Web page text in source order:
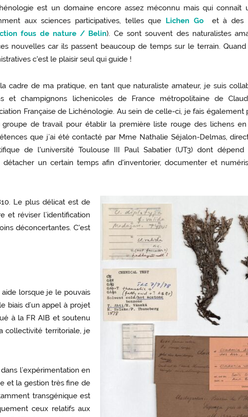
est un domaine encore assez méconnu mais qui connaît
aux sciences participatives, telles que Lichen Goet à des
fous de nature / Belin). Ce sont souvent des naturalistes
nouvelles car ils passent beaucoup de temps sur le terrain.
c'est le plaisir seul qui guide !
cadre de ma pratique, en tant que naturaliste amateur, je suis
et champignons lichenicoles de France métropolitaine de
Française de Lichénologie. Au sein de celle-ci, je fais
de travail pour établir la première liste rouge des lichens en
que j’ai été contacté par Mme Nathalie Séjalon-Delmas,
de l'université Toulouse III Paul Sabatier (UT3) dont
un certain temps afin d'inventorier, documenter et
Le plus délicat est de
et réviser l’identification
déconcertantes. C'est
lorsque je le pouvais
biais d’un appel à projet
à la FR AIB et soutenu
collectivité territoriale, je
l’expérimentation en
et la gestion très fine de
transgénique est
ceux relatifs aux